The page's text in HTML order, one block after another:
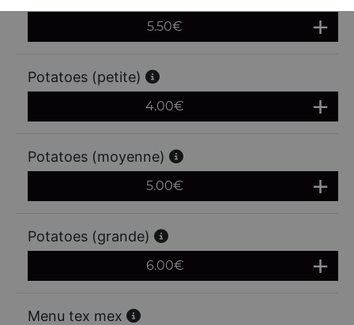
5.50€
Potatoes (petite)
4.00€
Potatoes (moyenne)
5.00€
Potatoes (grande)
6.00€
Menu tex mex